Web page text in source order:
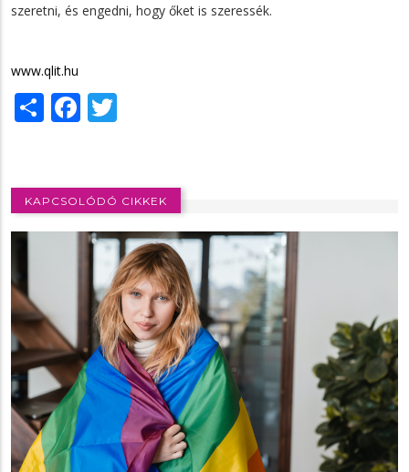
szeretni, és engedni, hogy őket is szeressék.
www.qlit.hu
ShareFacebook
KAPCSOLÓDÓ CIKKEK